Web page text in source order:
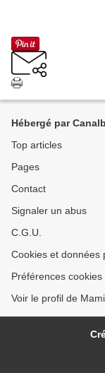
Hébergé par
Top articles
Pages
Contact
Signaler un abus
C.G.U.
Cookies et données
Préférences cookies
Voir le profil de